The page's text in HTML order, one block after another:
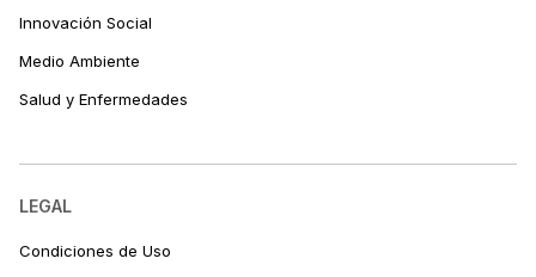
Innovación Social
Medio Ambiente
Salud y Enfermedades
LEGAL
Condiciones de Uso